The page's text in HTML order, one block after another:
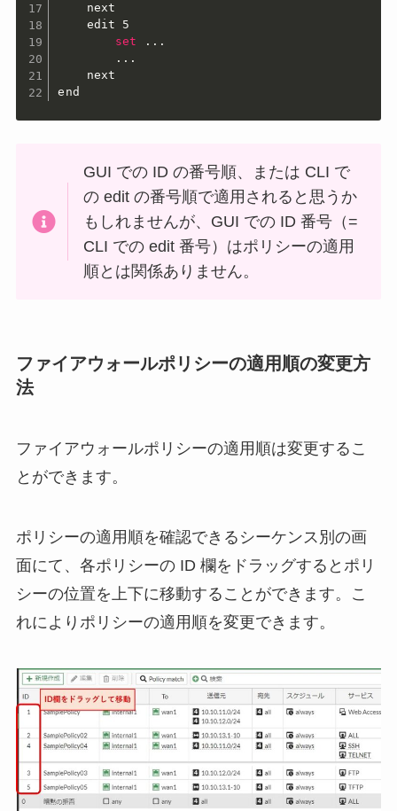
    next
    edit 5
set
.. .
.. .
    next
end
GUI での ID の番号順、または CLI で
の edit の番号順で適用されると思うか
もしれませんが、GUI での ID 番号（=
CLI での edit 番号）はポリシーの適用
順とは関係ありません。
ファイアウォールポリシーの適用順の変更方
法
ファイアウォールポリシーの適用順は変更するこ
とができます。
ポリシーの適用順を確認できるシーケンス別の画
面にて、各ポリシーの ID 欄をドラッグするとポリ
シーの位置を上下に移動することができます。こ
れによりポリシーの適用順を変更できます。